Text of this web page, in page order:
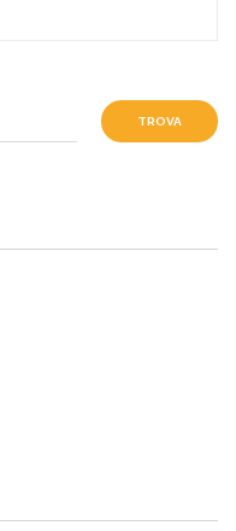
TROVA